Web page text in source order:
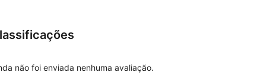
não foi enviada nenhuma avaliação.